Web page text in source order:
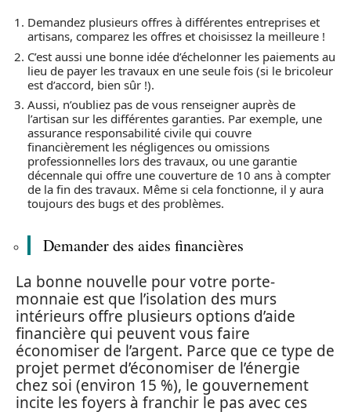
Demandez plusieurs offres à différentes entreprises et
artisans, comparez les offres et choisissez la meilleure !
C’est aussi une bonne idée d’échelonner les paiements au
lieu de payer les travaux en une seule fois (si le bricoleur
est d’accord, bien sûr !).
Aussi, n’oubliez pas de vous renseigner auprès de
l’artisan sur les différentes garanties. Par exemple, une
assurance responsabilité civile qui couvre
financièrement les négligences ou omissions
professionnelles lors des travaux, ou une garantie
décennale qui offre une couverture de 10 ans à compter
de la fin des travaux. Même si cela fonctionne, il y aura
toujours des bugs et des problèmes.
Demander des aides financières
La bonne nouvelle pour votre porte-
monnaie est que l’isolation des murs
intérieurs offre plusieurs options d’aide
financière qui peuvent vous faire
économiser de l’argent. Parce que ce type de
projet permet d’économiser de l’énergie
chez soi (environ 15 %), le gouvernement
incite les foyers à franchir le pas avec ces